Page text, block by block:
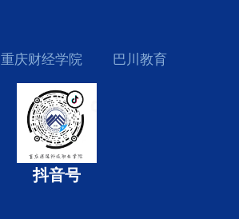
重庆财经学院 巴川教育
抖音号